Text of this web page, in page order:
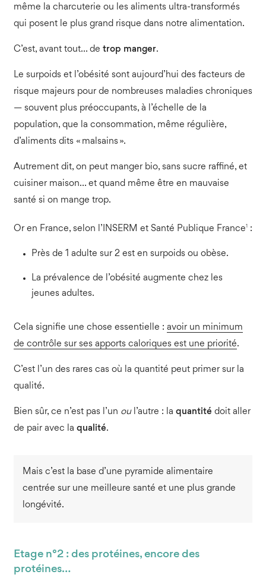
même la charcuterie ou les aliments ultra-transformés
qui posent le plus grand risque dans notre alimentation.
C’est, avant tout… de trop manger.
Le surpoids et l’obésité sont aujourd’hui des facteurs de
risque majeurs pour de nombreuses maladies chroniques
— souvent plus préoccupants, à l’échelle de la
population, que la consommation, même régulière,
d’aliments dits « malsains ».
Autrement dit, on peut manger bio, sans sucre raffiné, et
cuisiner maison… et quand même être en mauvaise
santé si on mange trop.
Or en France, selon l’INSERM et Santé Publique France1:
Près de 1 adulte sur 2 est en surpoids ou obèse.
La prévalence de l’obésité augmente chez les
jeunes adultes.
Cela signifie une chose essentielle : avoir un minimum
de contrôle sur ses apports caloriques est une priorité.
C’est l’un des rares cas où la quantité peut primer sur la
qualité.
Bien sûr, ce n’est pas l’un oul’autre : la quantité doit aller
de pair avec la qualité.
Mais c’est la base d’une pyramide alimentaire
centrée sur une meilleure santé et une plus grande
longévité.
Etage n°2 : des protéines, encore des
protéines…